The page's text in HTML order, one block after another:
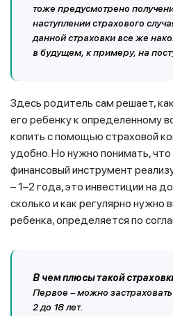
тоже предусмотрено
наступлении страхового
данной страховки все же
в будущем, к примеру, на
Здесь родитель сам решает,
его ребенку к определенному
копить с помощью страховой
удобно. Но нужно понимать,
финансовый инструмент
– 1–2 года, это инвестиции на
сколько и как регулярно нужно
ребенка, определяется по
В чем плюсы такой
Первое – можно
2 до 18 лет.